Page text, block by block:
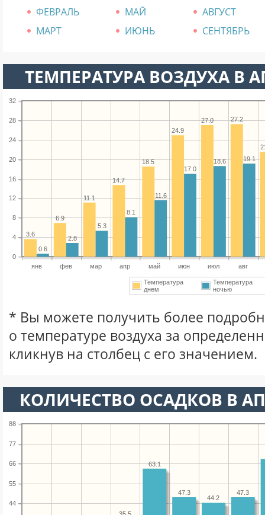
ФЕВРАЛЬ
МАЙ
АВГУСТ
МАРТ
ИЮНЬ СЕНТЯБРЬ
ТЕМПЕРАТУРА ВОЗДУХА В
янв фев мар апр май июн июл авг
0
4
8
12
16
20
24
28
32
27.2
27.0
24.9
18.5
14.7
11.1
6.9
3.6
19.1
18.6
17.0
11.6
8.1
5.3
2.8
0.6
Температура
днем
Температура
ночью
* Вы можете получить более
о температуре воздуха за
кликнув на столбец с его значением.
КОЛИЧЕСТВО ОСАДКОВ В
44
55
66
77
88
47.3
44.2
47.3
63.1